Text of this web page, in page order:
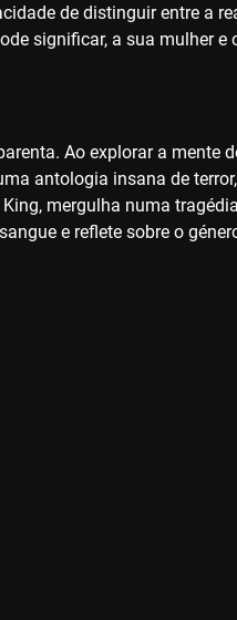
de distinguir entre a
significar, a sua mulher
Ao explorar a mente
antologia insana de
mergulha numa
e reflete sobre o